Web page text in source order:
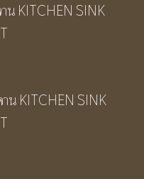
น KITCHEN SINK
น KITCHEN SINK